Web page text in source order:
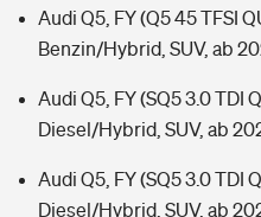
Audi Q5, FY (Q5 45 TFSI
Benzin/Hybrid, SUV, ab
Audi Q5, FY (SQ5 3.0 TDI
Diesel/Hybrid, SUV, ab
Audi Q5, FY (SQ5 3.0 TDI
Diesel/Hybrid, SUV, ab